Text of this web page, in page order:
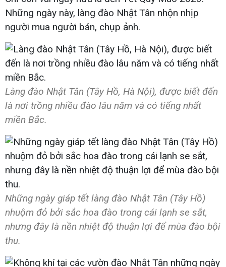
Những ngày này, làng đào Nhật Tân nhộn nhịp
người mua người bán, chụp ảnh.
Làng đào Nhật Tân (Tây Hồ, Hà Nội), được biết đến
là nơi trồng nhiều đào lâu năm và có tiếng nhất
miền Bắc.
Những ngày giáp tết làng đào Nhật Tân (Tây Hồ)
nhuộm đỏ bởi sắc hoa đào trong cái lạnh se sắt,
nhưng đây là nền nhiệt độ thuận lợi để mùa đào bội
thu.